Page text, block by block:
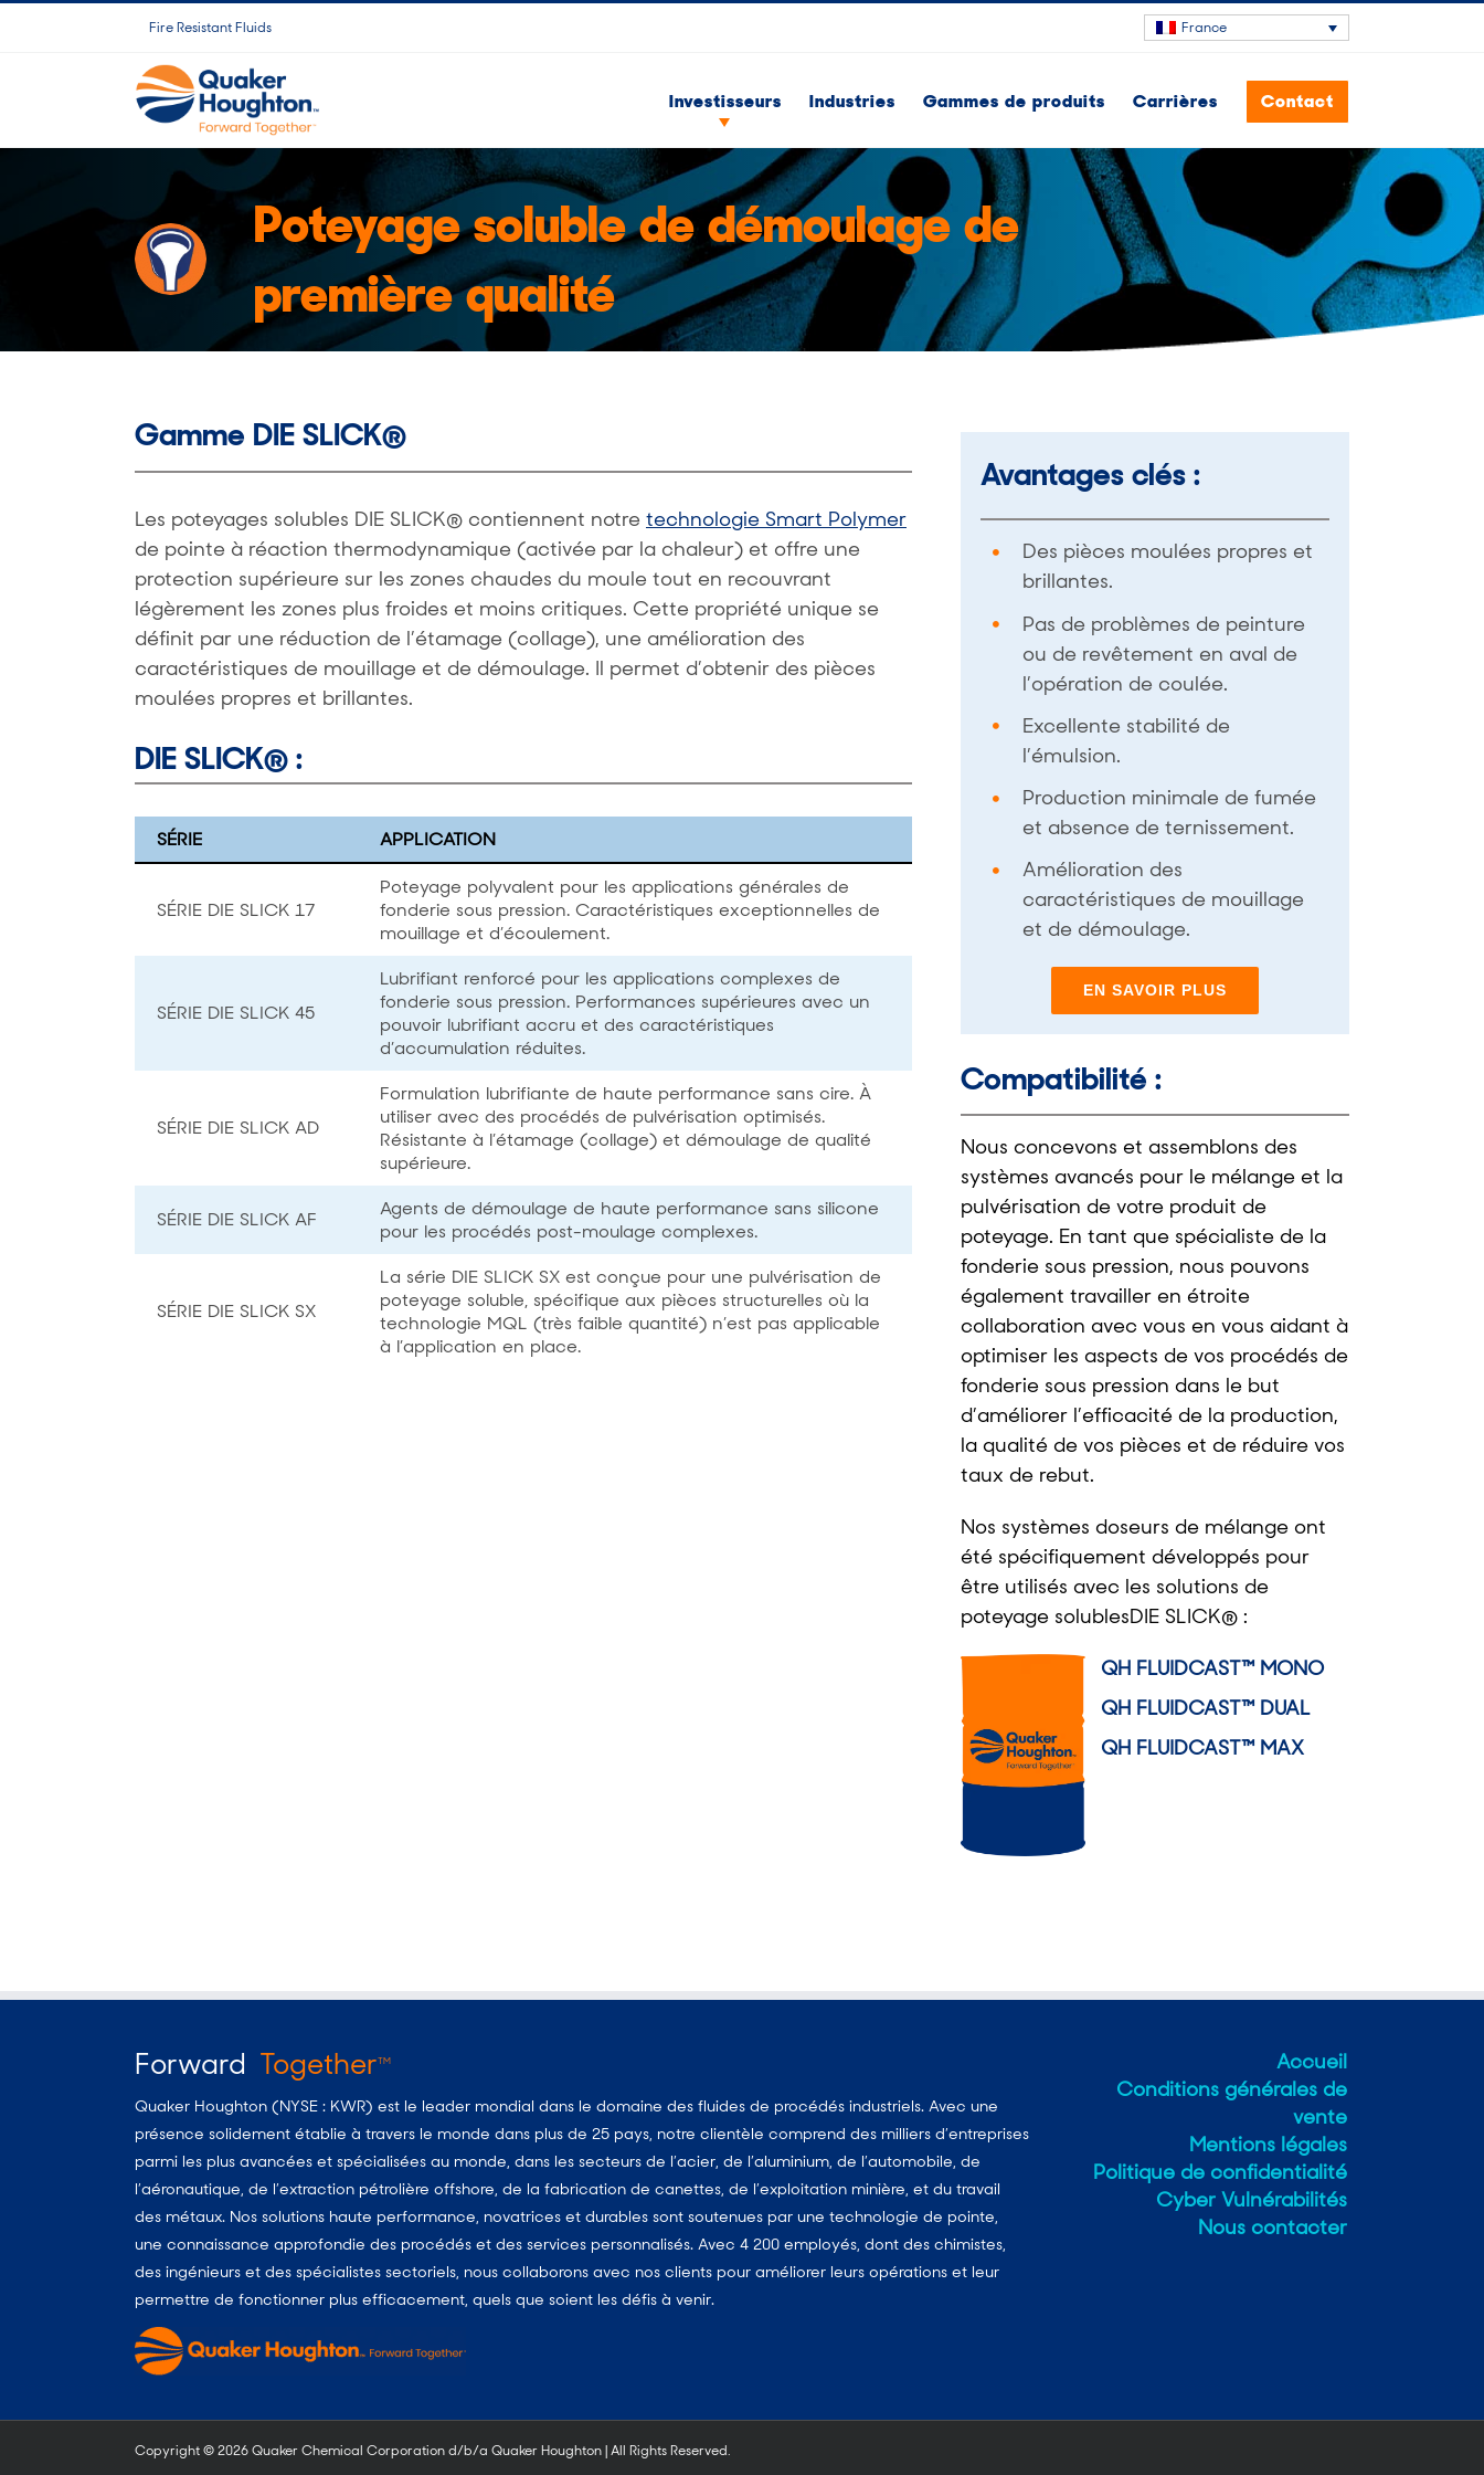
Fire Resistant Fluids France
Investisseurs Industries Gammes de produits Carrières Contact
Poteyage soluble de démoulage de
première qualité
Gamme DIE SLICK®
Les poteyages solubles DIE SLICK® contiennent notre technologie Smart Polymer
de pointe à réaction thermodynamique (activée par la chaleur) et offre une
protection supérieure sur les zones chaudes du moule tout en recouvrant
légèrement les zones plus froides et moins critiques. Cette propriété unique se
définit par une réduction de l’étamage (collage), une amélioration des
caractéristiques de mouillage et de démoulage. Il permet d’obtenir des pièces
moulées propres et brillantes.
DIE SLICK® :
SÉRIE APPLICATION
SÉRIE DIE SLICK 17
Poteyage polyvalent pour les applications générales de
fonderie sous pression. Caractéristiques exceptionnelles de
mouillage et d’écoulement.
SÉRIE DIE SLICK 45
Lubrifiant renforcé pour les applications complexes de
fonderie sous pression. Performances supérieures avec un
pouvoir lubrifiant accru et des caractéristiques
d’accumulation réduites.
SÉRIE DIE SLICK AD
Formulation lubrifiante de haute performance sans cire. À
utiliser avec des procédés de pulvérisation optimisés.
Résistante à l’étamage (collage) et démoulage de qualité
supérieure.
SÉRIE DIE SLICK AF
Agents de démoulage de haute performance sans silicone
pour les procédés post-moulage complexes.
SÉRIE DIE SLICK SX
La série DIE SLICK SX est conçue pour une pulvérisation de
poteyage soluble, spécifique aux pièces structurelles où la
technologie MQL (très faible quantité) n’est pas applicable
à l’application en place.
Avantages clés :
Des pièces moulées propres et
brillantes.
Pas de problèmes de peinture
ou de revêtement en aval de
l’opération de coulée.
Excellente stabilité de
l’émulsion.
Production minimale de fumée
et absence de ternissement.
Amélioration des
caractéristiques de mouillage
et de démoulage.
EN SAVOIR PLUS
Compatibilité :
Nous concevons et assemblons des
systèmes avancés pour le mélange et la
pulvérisation de votre produit de
poteyage. En tant que spécialiste de la
fonderie sous pression, nous pouvons
également travailler en étroite
collaboration avec vous en vous aidant à
optimiser les aspects de vos procédés de
fonderie sous pression dans le but
d’améliorer l’efficacité de la production,
la qualité de vos pièces et de réduire vos
taux de rebut.
Nos systèmes doseurs de mélange ont
été spécifiquement développés pour
être utilisés avec les solutions de
poteyage solublesDIE SLICK® :
QH FLUIDCAST™ MONO
QH FLUIDCAST™ DUAL
QH FLUIDCAST™ MAX
Forward TogetherTM
Quaker Houghton (NYSE : KWR) est le leader mondial dans le domaine des fluides de procédés industriels. Avec une
présence solidement établie à travers le monde dans plus de 25 pays, notre clientèle comprend des milliers d’entreprises
parmi les plus avancées et spécialisées au monde, dans les secteurs de l’acier, de l’aluminium, de l’automobile, de
l’aéronautique, de l’extraction pétrolière offshore, de la fabrication de canettes, de l’exploitation minière, et du travail
des métaux. Nos solutions haute performance, novatrices et durables sont soutenues par une technologie de pointe,
une connaissance approfondie des procédés et des services personnalisés. Avec 4 200 employés, dont des chimistes,
des ingénieurs et des spécialistes sectoriels, nous collaborons avec nos clients pour améliorer leurs opérations et leur
permettre de fonctionner plus efficacement, quels que soient les défis à venir.
Accueil
Conditions générales de
vente
Mentions légales
Politique de confidentialité
Cyber Vulnérabilités
Nous contacter
Copyright ©2026 Quaker Chemical Corporation d/b/a Quaker Houghton | All Rights Reserved.